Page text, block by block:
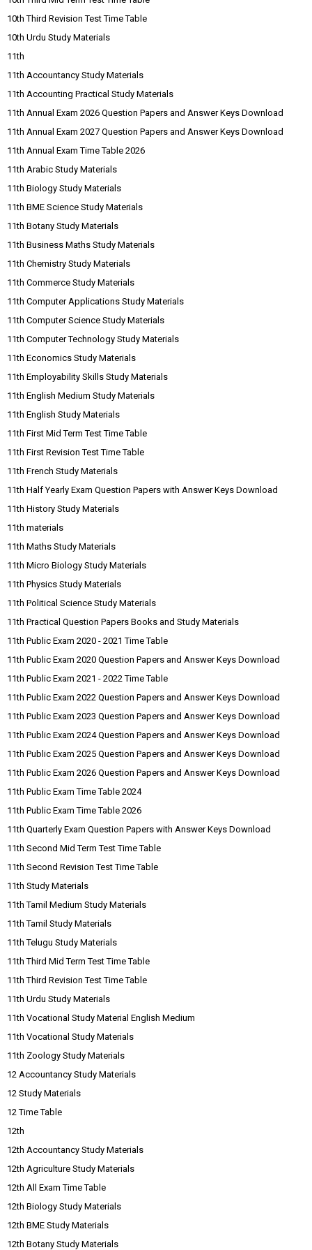
10th Third Revision Test Time Table
10th Urdu Study Materials
11th
11th Accountancy Study Materials
11th Accounting Practical Study Materials
11th Annual Exam 2026 Question Papers and Answer Keys Download
11th Annual Exam 2027 Question Papers and Answer Keys Download
11th Annual Exam Time Table 2026
11th Arabic Study Materials
11th Biology Study Materials
11th BME Science Study Materials
11th Botany Study Materials
11th Business Maths Study Materials
11th Chemistry Study Materials
11th Commerce Study Materials
11th Computer Applications Study Materials
11th Computer Science Study Materials
11th Computer Technology Study Materials
11th Economics Study Materials
11th Employability Skills Study Materials
11th English Medium Study Materials
11th English Study Materials
11th First Mid Term Test Time Table
11th First Revision Test Time Table
11th French Study Materials
11th Half Yearly Exam Question Papers with Answer Keys Download
11th History Study Materials
11th materials
11th Maths Study Materials
11th Micro Biology Study Materials
11th Physics Study Materials
11th Political Science Study Materials
11th Practical Question Papers Books and Study Materials
11th Public Exam 2020 - 2021 Time Table
11th Public Exam 2020 Question Papers and Answer Keys Download
11th Public Exam 2021 - 2022 Time Table
11th Public Exam 2022 Question Papers and Answer Keys Download
11th Public Exam 2023 Question Papers and Answer Keys Download
11th Public Exam 2024 Question Papers and Answer Keys Download
11th Public Exam 2025 Question Papers and Answer Keys Download
11th Public Exam 2026 Question Papers and Answer Keys Download
11th Public Exam Time Table 2024
11th Public Exam Time Table 2026
11th Quarterly Exam Question Papers with Answer Keys Download
11th Second Mid Term Test Time Table
11th Second Revision Test Time Table
11th Study Materials
11th Tamil Medium Study Materials
11th Tamil Study Materials
11th Telugu Study Materials
11th Third Mid Term Test Time Table
11th Third Revision Test Time Table
11th Urdu Study Materials
11th Vocational Study Material English Medium
11th Vocational Study Materials
11th Zoology Study Materials
12 Accountancy Study Materials
12 Study Materials
12 Time Table
12th
12th Accountancy Study Materials
12th Agriculture Study Materials
12th All Exam Time Table
12th Biology Study Materials
12th BME Study Materials
12th Botany Study Materials